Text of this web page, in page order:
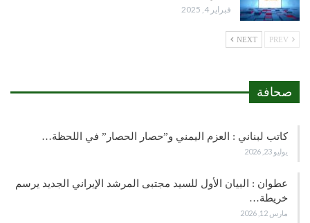
فبراير 4, 2025
NEXT
صحافة
كاتب لبناني : العزم اليمني و”حصار الحصار” في اللحظة…
يوليو 23, 2026
عطوان : البيان الأول للسيد مجتبى المرشد الإيراني الجديد يرسم
خريطة…
مارس 12, 2026